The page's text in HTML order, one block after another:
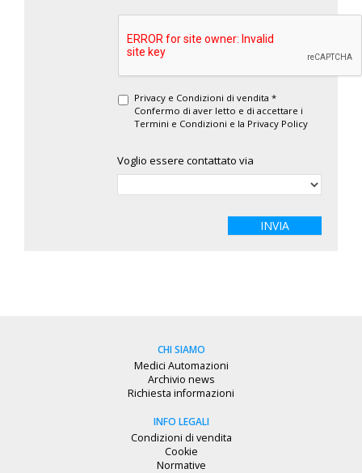
Privacy e Condizioni di vendita *
Confermo di aver letto e di accettare i
Termini e Condizioni e la Privacy Policy
Voglio essere contattato via
INVIA
CHI SIAMO
Medici Automazioni
Archivio news
Richiesta informazioni
INFO LEGALI
Condizioni di vendita
Cookie
Normative